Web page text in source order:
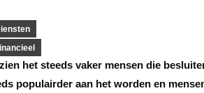
het steeds vaker mensen die
populairder aan het worden en